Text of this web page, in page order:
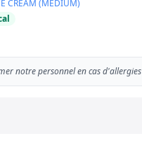
CREAM (MEDIUM)
notre personnel en cas d'allergies